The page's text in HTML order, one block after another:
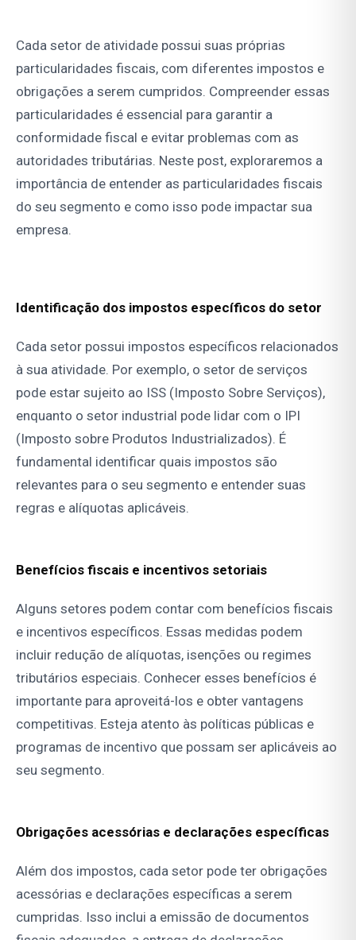
Cada setor de atividade possui suas próprias
particularidades fiscais, com diferentes impostos e
obrigações a serem cumpridos. Compreender essas
particularidades é essencial para garantir a
conformidade fiscal e evitar problemas com as
autoridades tributárias. Neste post, exploraremos a
importância de entender as particularidades fiscais
do seu segmento e como isso pode impactar sua
empresa.
Identificação dos impostos específicos do setor
Cada setor possui impostos específicos relacionados
à sua atividade. Por exemplo, o setor de serviços
pode estar sujeito ao ISS (Imposto Sobre Serviços),
enquanto o setor industrial pode lidar com o IPI
(Imposto sobre Produtos Industrializados). É
fundamental identificar quais impostos são
relevantes para o seu segmento e entender suas
regras e alíquotas aplicáveis.
Benefícios fiscais e incentivos setoriais
Alguns setores podem contar com benefícios fiscais
e incentivos específicos. Essas medidas podem
incluir redução de alíquotas, isenções ou regimes
tributários especiais. Conhecer esses benefícios é
importante para aproveitá-los e obter vantagens
competitivas. Esteja atento às políticas públicas e
programas de incentivo que possam ser aplicáveis ao
seu segmento.
Obrigações acessórias e declarações específicas
Além dos impostos, cada setor pode ter obrigações
acessórias e declarações específicas a serem
cumpridas. Isso inclui a emissão de documentos